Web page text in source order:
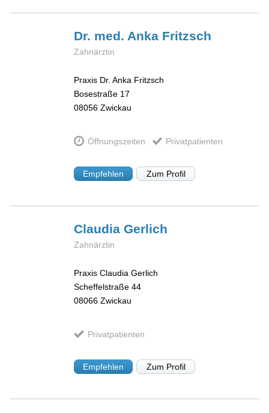
Dr. med. Anka Fritzsch
Zahnärztin
Praxis Dr. Anka Fritzsch
Bosestraße 17
08056 Zwickau
Öffnungszeiten Privatpatienten
Empfehlen Zum Profil
ClaudiaGerlich
Zahnärztin
Praxis Claudia Gerlich
Scheffelstraße 44
08066 Zwickau
Privatpatienten
Empfehlen Zum Profil